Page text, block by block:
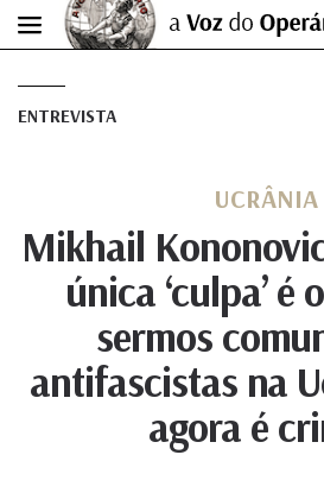
ENTREVISTA
UCRÂNIA
Mikhail
única ‘culpa’ é
sermos
antifascistas na
agora é